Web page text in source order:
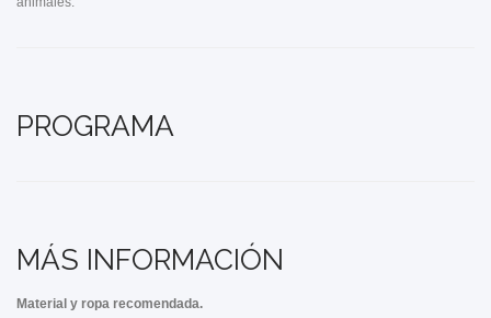
PROGRAMA
MÁS INFORMACIÓN
Material y ropa recomendada.